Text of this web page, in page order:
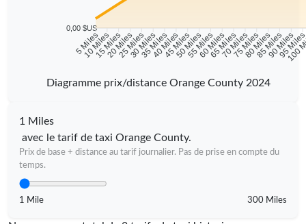
0,00 $US
5 Miles
10 Miles
15 Miles
20 Miles
25 Miles
30 Miles
35 Miles
40 Miles
45 Miles
50 Miles
55 Miles
60 Miles
65 Miles
70 Miles
75 Miles
80 Miles
85 Miles
90 Miles
95100
Diagramme prix/distance Orange County 2024
1 Miles
avec le tarif de taxi Orange County.
Prix de base + distance au tarif journalier. Pas de prise en compte du
temps.
1 Mile 300 Miles